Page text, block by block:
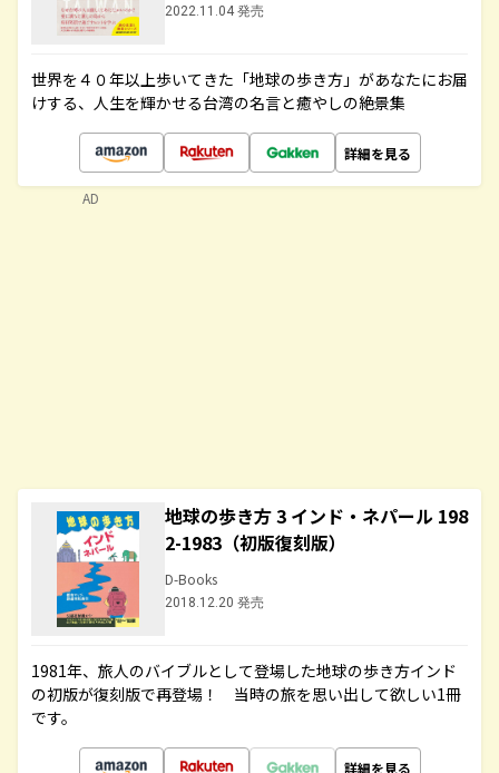
2022.11.04 発売
世界を４０年以上歩いてきた「地球の歩き方」があなたにお届
けする、人生を輝かせる台湾の名言と癒やしの絶景集
詳細を見る
地球の歩き方 3 インド・ネパール 198
2-1983（初版復刻版）
D-Books
2018.12.20 発売
1981年、旅人のバイブルとして登場した地球の歩き方インド
の初版が復刻版で再登場！ 当時の旅を思い出して欲しい1冊
です。
詳細を見る
AD